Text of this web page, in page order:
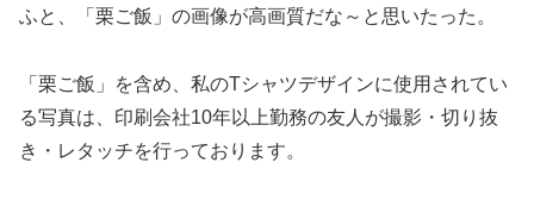
ふと、「栗ご飯」の画像が高画質だな～と思いたった。
「栗ご飯」を含め、私のTシャツデザインに使用されてい
る写真は、印刷会社10年以上勤務の友人が撮影・切り抜
き・レタッチを行っております。